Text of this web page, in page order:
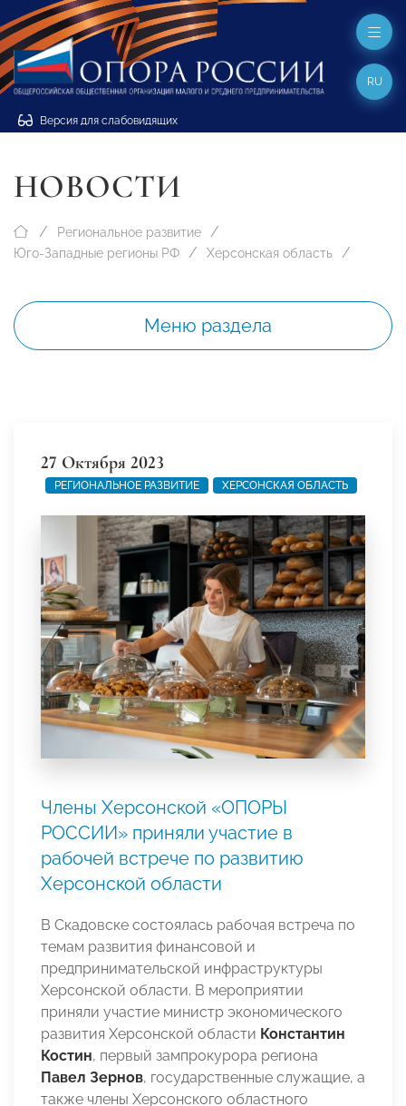
Версия для слабовидящих
RU
НОВОСТИ
Региональное развитие
Юго-Западные регионы РФ
Херсонская область
Меню раздела
27 Октября 2023
РЕГИОНАЛЬНОЕ РАЗВИТИЕ ХЕРСОНСКАЯ ОБЛАСТЬ
Члены Херсонской «ОПОРЫ
РОССИИ» приняли участие в
рабочей встрече по развитию
Херсонской области
В Скадовске состоялась рабочая встреча по
темам развития финансовой и
предпринимательской инфраструктуры
Херсонской области. В мероприятии
приняли участие министр экономического
развития Херсонской области Константин
Костин, первый зампрокурора региона
Павел Зернов, государственные служащие, а
также члены Херсонского областного